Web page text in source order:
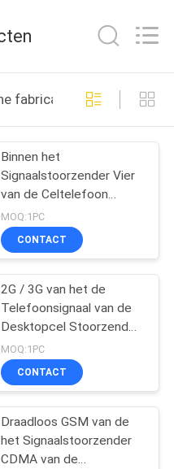
fabricage
Binnen het
Signaalstoorzender Vier
van de Celtelefoon
Antenne met
Hittedissipatie est-808B
MOQ:1PC
CONTACT
2G / 3G van het de
Telefoonsignaal van de
Desktopcel Stoorzender
5 Antenne voor
Conferentiezaal
MOQ:1PC
CONTACT
Draadloos GSM van de
het Signaalstoorzender
CDMA van de